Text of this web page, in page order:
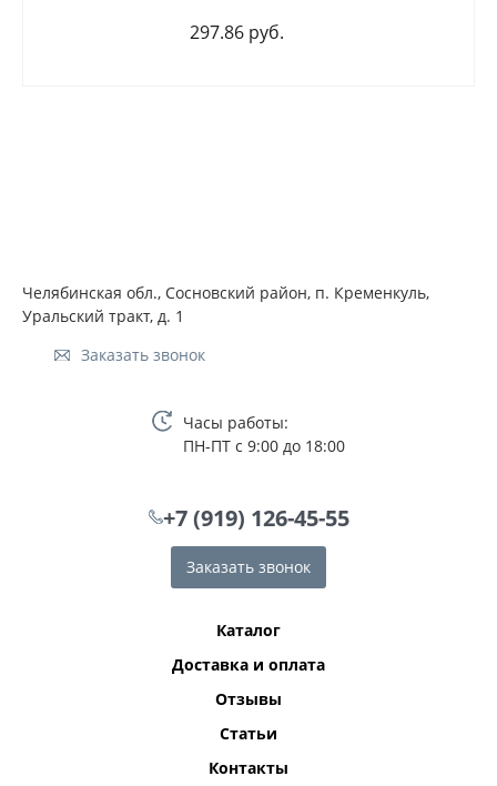
297.86 руб.
Челябинская обл., Сосновский район, п. Кременкуль,
Уральский тракт, д. 1
Заказать звонок
Часы работы:
ПН-ПТ с 9:00 до 18:00
+7 (919) 126-45-55
Заказать звонок
Каталог
Доставка и оплата
Отзывы
Статьи
Контакты